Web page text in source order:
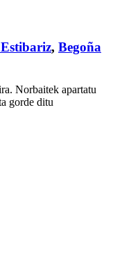
, Begoña
Norbaitek apartatu
gorde ditu